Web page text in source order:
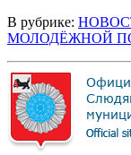
В рубрике:
МОЛОДЁЖНОЙ